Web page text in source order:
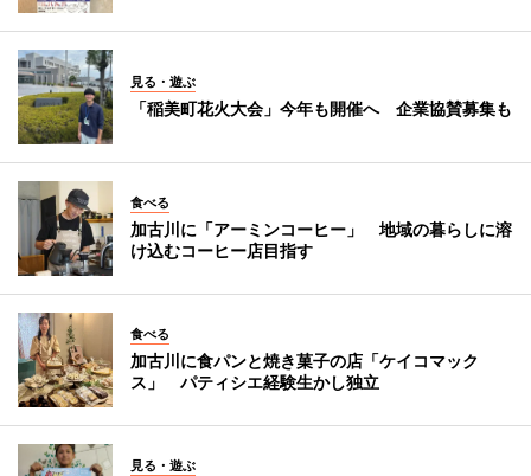
見る・遊ぶ
「稲美町花火大会」今年も開催へ 企業協賛募集も
食べる
加古川に「アーミンコーヒー」 地域の暮らしに溶
け込むコーヒー店目指す
食べる
加古川に食パンと焼き菓子の店「ケイコマック
ス」 パティシエ経験生かし独立
見る・遊ぶ